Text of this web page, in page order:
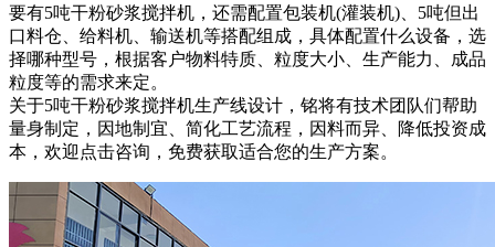
要有5吨干粉砂浆搅拌机，还需配置包装机(灌装机)、5吨但出
口料仓、给料机、输送机等搭配组成，具体配置什么设备，选
择哪种型号，根据客户物料特质、粒度大小、生产能力、成品
粒度等的需求来定。
关于5吨干粉砂浆搅拌机生产线设计，铭将有技术团队们帮助
量身制定，因地制宜、简化工艺流程，因料而异、降低投资成
本，欢迎点击咨询，免费获取适合您的生产方案。